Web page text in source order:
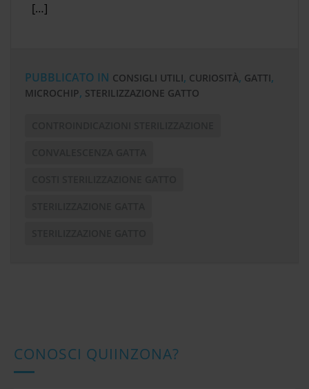
[…]
PUBBLICATO IN CONSIGLI UTILI, CURIOSITÀ, GATTI,
MICROCHIP, STERILIZZAZIONE GATTO
CONOSCI QUIINZONA?